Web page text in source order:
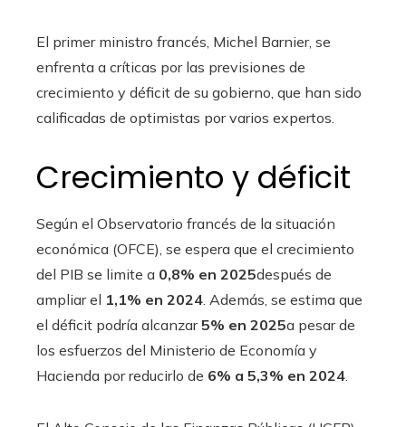
El primer ministro francés, Michel Barnier, se
enfrenta a críticas por las previsiones de
crecimiento y déficit de su gobierno, que han sido
calificadas de optimistas por varios expertos.
Crecimiento y déficit
Según el Observatorio francés de la situación
económica (OFCE), se espera que el crecimiento
del PIB se limite a 0,8% en 2025después de
ampliar el 1,1% en 2024. Además, se estima que
el déficit podría alcanzar5% en 2025a pesar de
los esfuerzos del Ministerio de Economía y
Hacienda por reducirlo de 6% a 5,3% en 2024.